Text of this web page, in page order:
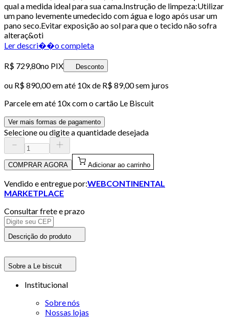
qual a medida ideal para sua cama.Instrução de limpeza:Utilizar
um pano levemente umedecido com água e logo após usar um
pano seco.Evitar exposição ao sol para que o tecido não sofra
alteraç&oti
Ler descri��o completa
R$ 729,80no PIX Desconto
ou R$ 890,00em até 10x de R$ 89,00 sem juros
Parcele em até 10x com o cartão Le Biscuit
Ver mais formas de pagamento
Selecione ou digite a quantidade desejada
COMPRAR AGORA Adicionar ao carrinho
Vendido e entregue por:WEBCONTINENTAL
MARKETPLACE
Consultar frete e prazo
Descrição do produto
Sobre a Le biscuit
Institucional
Sobre nós
Nossas lojas